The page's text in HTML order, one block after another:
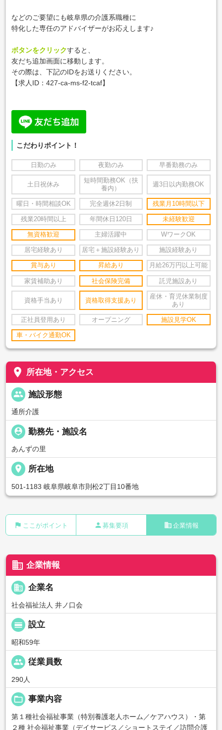
などのご要望にも岐阜県の介護系職種に
特化した専任のアドバイザーがお応えします♪
ボタンをクリックすると、
友だち追加画面に移動します。
その際は、下記のIDをお送りください。
【求人ID：427-ca-ms-f2-tcaf】
こだわりポイント！
日勤のみ 夜勤のみ 早番勤務のみ
土日祝休み
短時間勤務OK（扶
養内）
週3日以内勤務OK
曜日・時間相談OK 完全週休2日制 残業月10時間以下
残業20時間以上 年間休日120日 未経験歓迎
無資格歓迎 主婦活躍中 WワークOK
居宅経験あり 居宅＋施設経験あり 施設経験あり
賞与あり 昇給あり 月給26万円以上可能
家賃補助あり 社会保険完備 託児施設あり
資格手当あり 資格取得支援あり
産休・育児休業制度
あり
正社員登用あり オープニング 施設見学OK
車・バイク通勤OK
place 所在地・アクセス
people 施設形態
通所介護
person_pin 勤務先・施設名
あんずの里
place 所在地
501-1183 岐阜県岐阜市則松2丁目10番地
flag ここがポイント person 募集要項 business 企業情報
business 企業情報
business 企業名
社会福祉法人 井ノ口会
calendar_view_day 設立
昭和59年
people 従業員数
290人
folder_open 事業内容
第１種社会福祉事業（特別養護老人ホーム／ケアハウス）・第
２種 社会福祉事業（デイサービス／ショートステイ／訪問介護